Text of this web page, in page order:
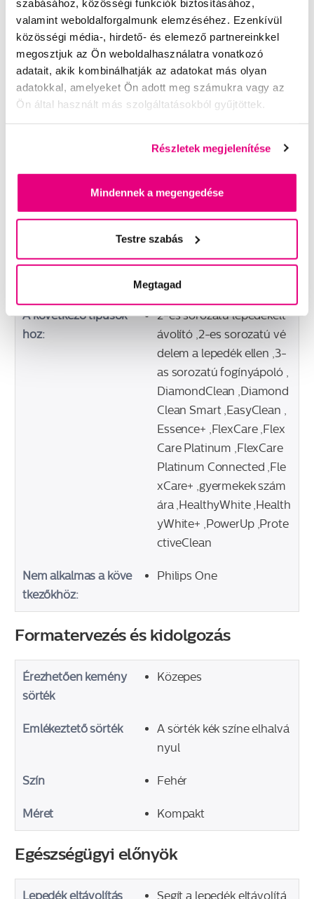
szabásához, közösségi funkciók biztosításához,
valamint weboldalforgalmunk elemzéséhez. Ezenkívül
közösségi média-, hirdető- és elemező partnereinkkel
megosztjuk az Ön weboldalhasználatra vonatkozó
adatait, akik kombinálhatják az adatokat más olyan
adatokkal, amelyeket Ön adott meg számukra vagy az
Ön által használt más szolgáltatásokból gyűjtöttek.
Részletek megjelenítése
Mindennek a megengedése
Testre szabás
Megtagad
Műszaki adatok
Minőség és teljesítmény
optimális használatra
Kompatibilitás
Igen
Rápattintható
A következő típusok
hoz:
2-es sorozatú lepedékelt
ávolító ,2-es sorozatú vé
delem a lepedék ellen ,3-
as sorozatú fogínyápoló ,
DiamondClean ,Diamond
Clean Smart ,EasyClean ,
Essence+ ,FlexCare ,Flex
Care Platinum ,FlexCare
Platinum Connected ,Fle
xCare+ ,gyermekek szám
ára ,HealthyWhite ,Health
yWhite+ ,PowerUp ,Prote
ctiveClean
Nem alkalmas a köve
tkezőkhöz:
Philips One
Formatervezés és kidolgozás
Érezhetően kemény
sörték
Közepes
Emlékeztető sörték
A sörték kék színe elhalvá
nyul
Szín Fehér
Méret Kompakt
Egészségügyi előnyök
Lepedék eltávolítás Segít a lepedék eltávolítá